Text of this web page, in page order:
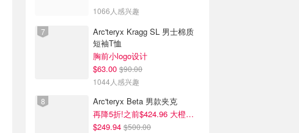
1066人感兴趣
Arc'teryx Kragg SL 男士棉质
短袖T恤
胸前小logo设计
$63.00 $90.00
1044人感兴趣
Arc'teryx Beta 男款夹克
再降5折!之前$424.96 大橙子好显白 蹲补
$249.94 $500.00